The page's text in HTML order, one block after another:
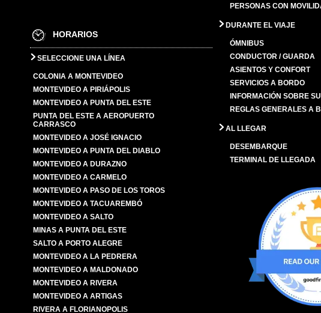
HORARIOS
SELECCIONE UNA LÍNEA
COLONIA A MONTEVIDEO
MONTEVIDEO A PIRIÁPOLIS
MONTEVIDEO A PUNTA DEL ESTE
PUNTA DEL ESTE A AEROPUERTO
CARRASCO
MONTEVIDEO A JOSÉ IGNACIO
MONTEVIDEO A PUNTA DEL DIABLO
MONTEVIDEO A DURAZNO
MONTEVIDEO A CARMELO
MONTEVIDEO A PASO DE LOS TOROS
MONTEVIDEO A TACUAREMBÓ
MONTEVIDEO A SALTO
MINAS A PUNTA DEL ESTE
SALTO A PORTO ALEGRE
MONTEVIDEO A LA PEDRERA
MONTEVIDEO A MALDONADO
MONTEVIDEO A RIVERA
MONTEVIDEO A ARTIGAS
RIVERA A FLORIANOPOLIS
PERSONAS CON
DURANTE EL VIAJE
ÓMNIBUS
CONDUCTOR / GUARDA
ASIENTOS Y CONFORT
SERVICIOS A BORDO
INFORMACIÓN SOBRE
REGLAS GENERALES A
AL LLEGAR
DESEMBARQUE
TERMINAL DE LLEGADA